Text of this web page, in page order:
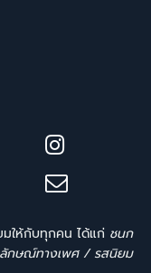
มให้กับทุกคน ได้แก่ ชนก
กษณ์ทางเพศ / รสนิยม